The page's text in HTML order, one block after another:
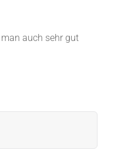
auch sehr gut